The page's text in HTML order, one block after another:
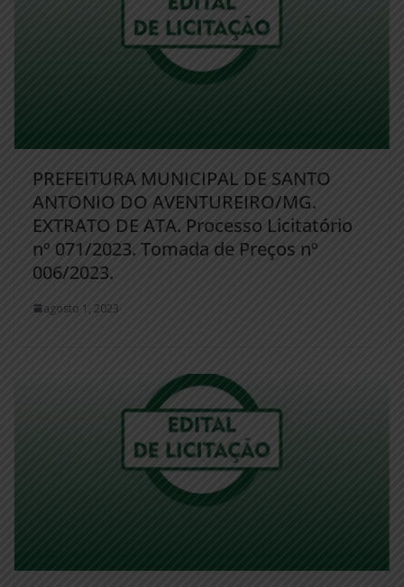
PREFEITURA MUNICIPAL DE SANTO
ANTONIO DO AVENTUREIRO/MG.
EXTRATO DE ATA. Processo Licitatório
nº 071/2023. Tomada de Preços nº
006/2023.
agosto 1, 2023